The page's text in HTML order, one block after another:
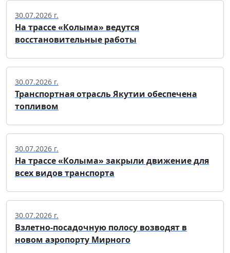
30.07.2026 г.
На трассе «Колыма» ведутся
восстановительные работы
30.07.2026 г.
Транспортная отрасль Якутии обеспечена
топливом
30.07.2026 г.
На трассе «Колыма» закрыли движение для
всех видов транспорта
30.07.2026 г.
Взлетно-посадочную полосу возводят в
новом аэропорту Мирного